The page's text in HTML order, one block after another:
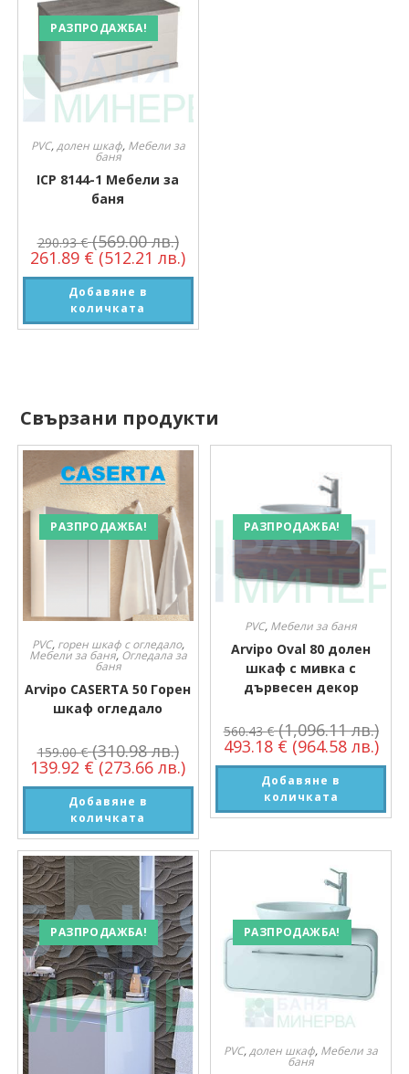
РАЗПРОДАЖБА!
PVC,долен шкаф, Мебели за
баня
ICP 8144-1 Мебели за
баня
290.93€ (569.00 лв.)
261.89 € (512.21 лв.)
Добавяне в
количката
Свързани продукти
РАЗПРОДАЖБА!
PVC, горен шкаф с огледало,
Мебели за баня, Огледала за
баня
Arvipo CASERTA 50 Горен
шкаф огледало
159.00€ (310.98 лв.)
139.92 € (273.66 лв.)
Добавяне в
количката
РАЗПРОДАЖБА!
PVC, Мебели за баня
Arvipo Oval 80 долен
шкаф с мивка с
дървесен декор
560.43€ (1,096.11 лв.)
493.18 € (964.58 лв.)
Добавяне в
количката
РАЗПРОДАЖБА! РАЗПРОДАЖБА!
PVC,долен шкаф, Мебели за
баня